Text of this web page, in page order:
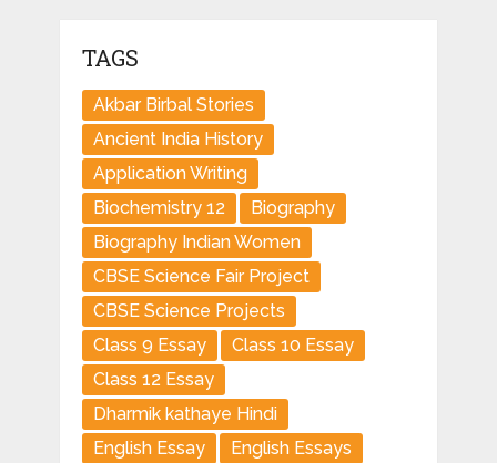
TAGS
Akbar Birbal Stories
Ancient India History
Application Writing
Biochemistry 12
Biography
Biography Indian Women
CBSE Science Fair Project
CBSE Science Projects
Class 9 Essay
Class 10 Essay
Class 12 Essay
Dharmik kathaye Hindi
English Essay
English Essays